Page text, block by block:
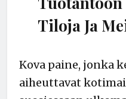
Tiloja Ja
Kova paine, jonka
aiheuttavat